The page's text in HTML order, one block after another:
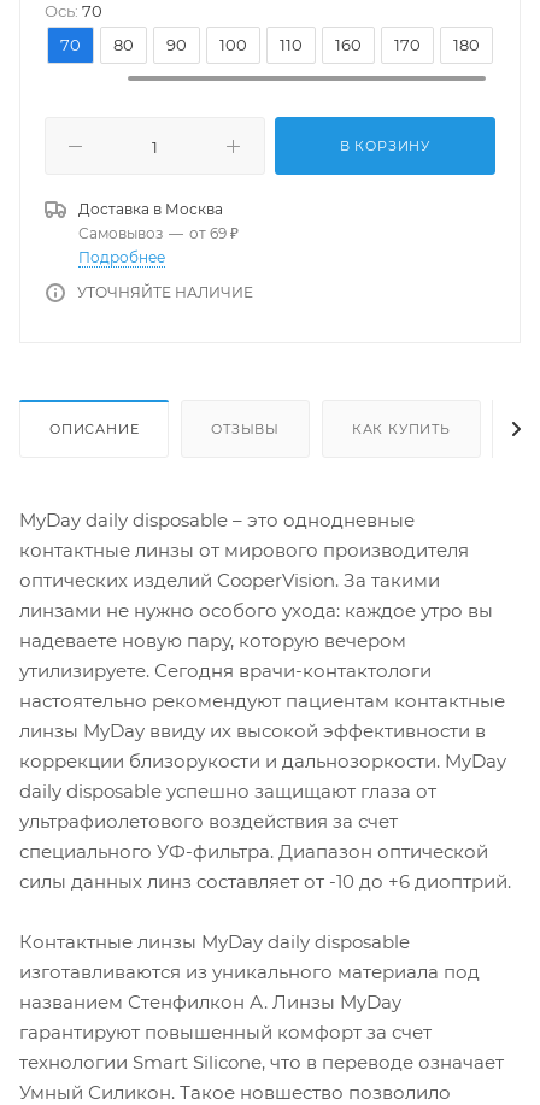
Ось: 70
70 80 90 100 110 160 170 180
В КОРЗИНУ
Доставка в Москва
Самовывоз — от 69 ₽
Подробнее
УТОЧНЯЙТЕ НАЛИЧИЕ
ОПИСАНИЕ ОТЗЫВЫ КАК КУПИТЬ
MyDay daily disposable – это однодневные
контактные линзы от мирового производителя
оптических изделий CooperVision. За такими
линзами не нужно особого ухода: каждое утро вы
надеваете новую пару, которую вечером
утилизируете. Сегодня врачи-контактологи
настоятельно рекомендуют пациентам контактные
линзы MyDay ввиду их высокой эффективности в
коррекции близорукости и дальнозоркости. MyDay
daily disposable успешно защищают глаза от
ультрафиолетового воздействия за счет
специального УФ-фильтра. Диапазон оптической
силы данных линз составляет от -10 до +6 диоптрий.
Контактные линзы MyDay daily disposable
изготавливаются из уникального материала под
названием Стенфилкон А. Линзы MyDay
гарантируют повышенный комфорт за счет
технологии Smart Silicone, что в переводе означает
Умный Силикон. Такое новшество позволило